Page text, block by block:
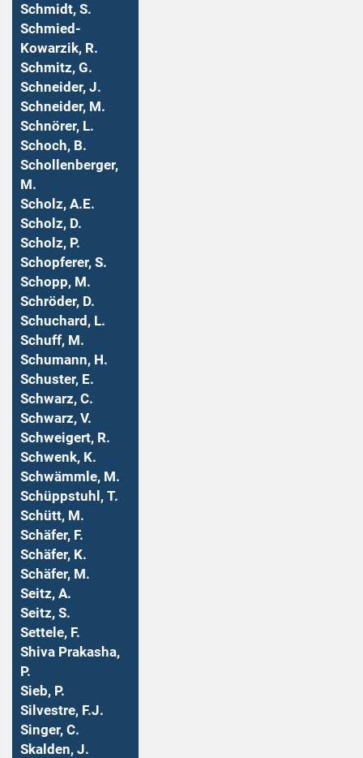
Schmidt, S.
Schmied-
Kowarzik, R.
Schmitz, G.
Schneider, J.
Schneider, M.
Schnörer, L.
Schoch, B.
Schollenberger,
M.
Scholz, A.E.
Scholz, D.
Scholz, P.
Schopferer, S.
Schopp, M.
Schröder, D.
Schuchard, L.
Schuff, M.
Schumann, H.
Schuster, E.
Schwarz, C.
Schwarz, V.
Schweigert, R.
Schwenk, K.
Schwämmle, M.
Schüppstuhl, T.
Schütt, M.
Schäfer, F.
Schäfer, K.
Schäfer, M.
Seitz, A.
Seitz, S.
Settele, F.
Shiva Prakasha,
P.
Sieb, P.
Silvestre, F.J.
Singer, C.
Skalden, J.